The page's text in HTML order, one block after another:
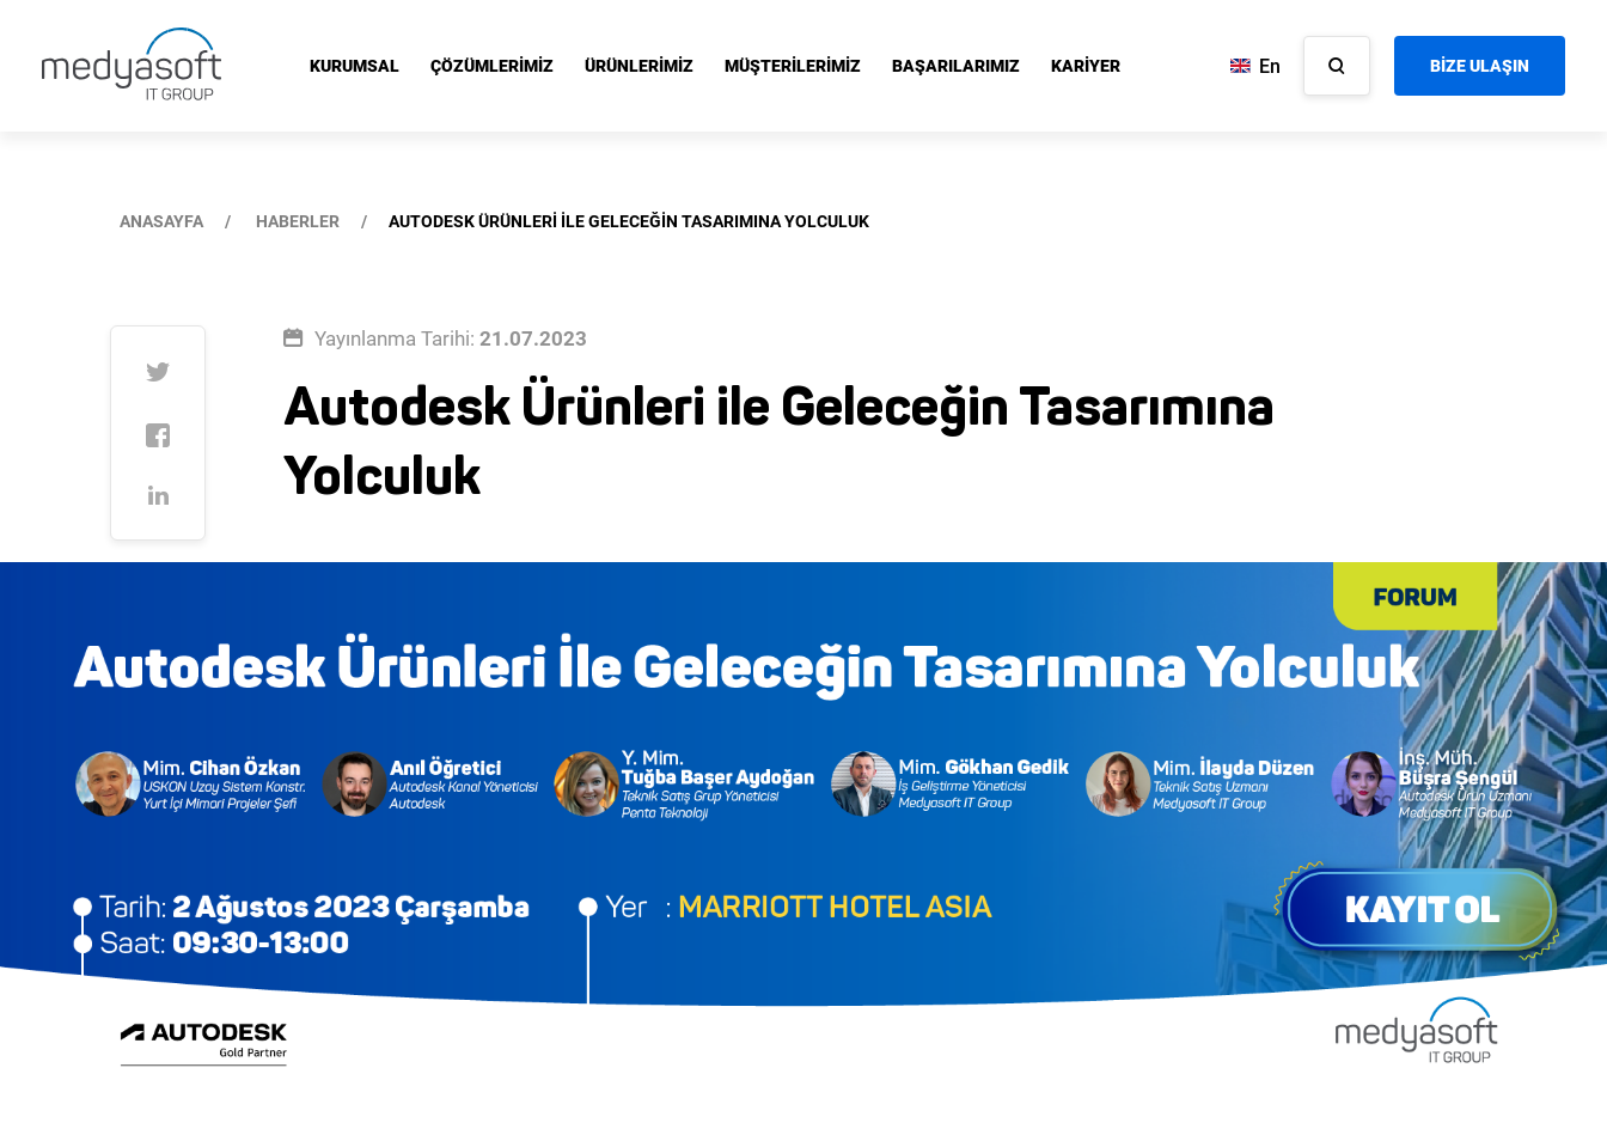
KURUMSAL ÇÖZÜMLERİMİZ ÜRÜNLERİMİZ MÜŞTERİLERİMİZ BAŞARILARIMIZ KARİYER En BİZE ULAŞIN
ANASAYFA HABERLER AUTODESK ÜRÜNLERİ İLE GELECEĞİN TASARIMINA YOLCULUK
Yayınlanma Tarihi: 21.07.2023
Autodesk Ürünleri ile Geleceğin Tasarımına
Yolculuk